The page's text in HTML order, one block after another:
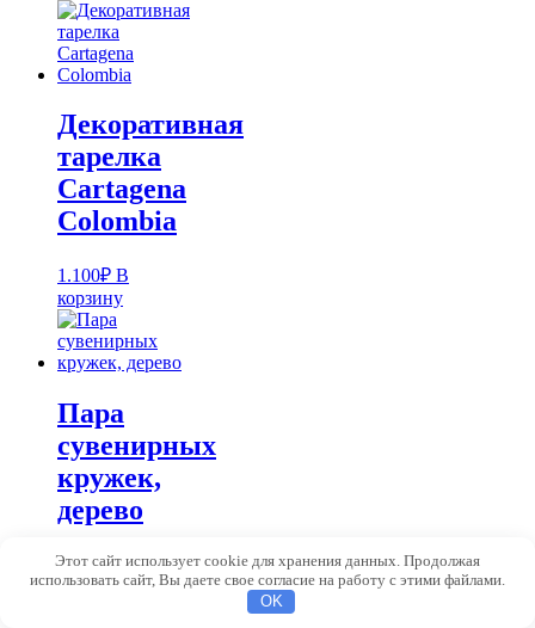
Декоративная
тарелка
Cartagena
Colombia
1.100₽ В
корзину
Пара
сувенирных
кружек,
дерево
350₽ В корзину
Этот сайт использует cookie для хранения данных. Продолжая
использовать сайт, Вы даете свое согласие на работу с этими файлами.
OK